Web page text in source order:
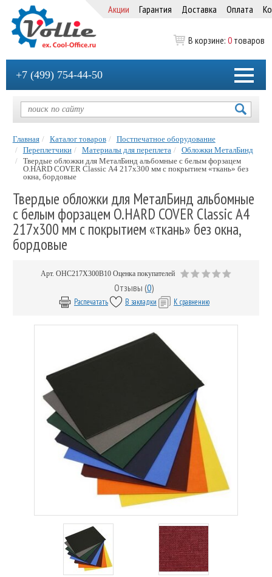
Акции Гарантия Доставка Оплата
В корзине: 0 товаров
+7 (499) 754-44-50
Главная Каталог товаров
Постпечатное оборудование
Переплетчики
Материалы для переплета
Обложки МеталБинд
Твердые обложки для МеталБинд альбомные с белым форзацем
O.HARD COVER Classic А4 217x300 мм с покрытием «ткань» без
окна, бордовые
Твердые обложки для МеталБинд альбомные
с белым форзацем O.HARD COVER Classic А4
217x300 мм с покрытием «ткань» без окна,
бордовые
Арт. OHC217X300B10 Оценка покупателей
Отзывы (0)
Распечатать В закладки К сравнению